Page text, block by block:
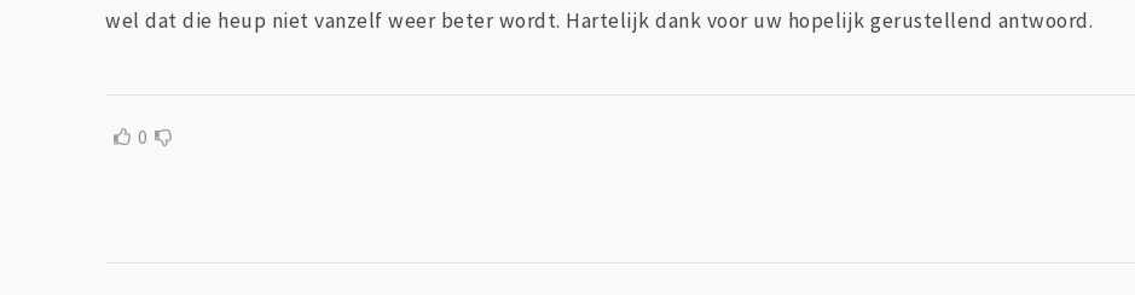
wel dat die heup niet vanzelf weer beter wordt. Hartelijk dank voor uw hopelijk gerustellend antwoord.
0